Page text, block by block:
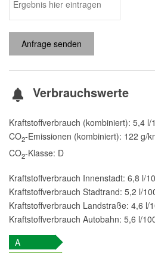
Anfrage senden
Verbrauchswerte
Kraftstoffverbrauch (kombiniert): 5,4 l/
CO2-Emissionen (kombiniert): 122 g/
CO2-Klasse: D
Kraftstoffverbrauch Innenstadt: 6,8 l/
Kraftstoffverbrauch Stadtrand: 5,2 l/
Kraftstoffverbrauch Landstraße: 4,6 l/
Kraftstoffverbrauch Autobahn: 5,6 l/
A